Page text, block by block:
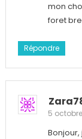
mon
foret
Répondre
5 octobre